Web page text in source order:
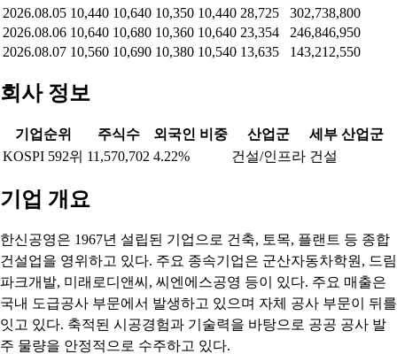
2026.08.05 10,440 10,640 10,350 10,440 28,725
302,738,800
2026.08.06 10,640 10,680 10,360 10,640 23,354
246,846,950
2026.08.07 10,560 10,690 10,380 10,540 13,635 143,212,550
회사 정보
기업순위 주식수 외국인 비중 산업군
세부 산업군
KOSPI 592위 11,570,702 4.22% 건설/인프라 건설
기업 개요
한신공영은 1967년 설립된 기업으로 건축, 토목, 플랜트 등 종합
건설업을 영위하고 있다. 주요 종속기업은 군산자동차학원, 드림
파크개발, 미래로디앤씨, 씨엔에스공영 등이 있다. 주요 매출은
국내 도급공사 부문에서 발생하고 있으며 자체 공사 부문이 뒤를
잇고 있다. 축적된 시공경험과 기술력을 바탕으로 공공 공사 발
주 물량을 안정적으로 수주하고 있다.